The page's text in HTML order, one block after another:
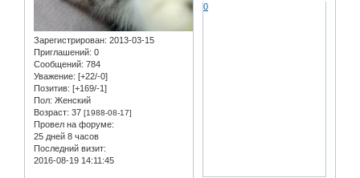
Зарегистрирован: 2013-03-15
Приглашений: 0
Сообщений: 784
Уважение: [+22/-0]
Позитив: [+169/-1]
Пол: Женский
Возраст: 37 [1988-08-17]
Провел на форуме:
25 дней 8 часов
Последний визит:
2016-08-19 14:11:45
0